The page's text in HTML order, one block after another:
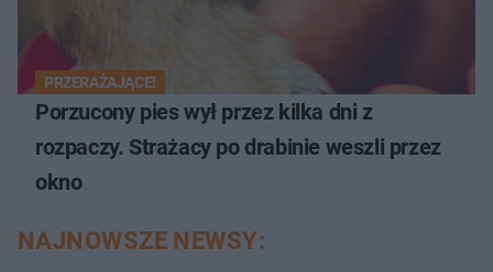
PRZERAŻAJĄCE!
Porzucony pies wył przez kilka dni z
rozpaczy. Strażacy po drabinie weszli przez
okno
NAJNOWSZE NEWSY: